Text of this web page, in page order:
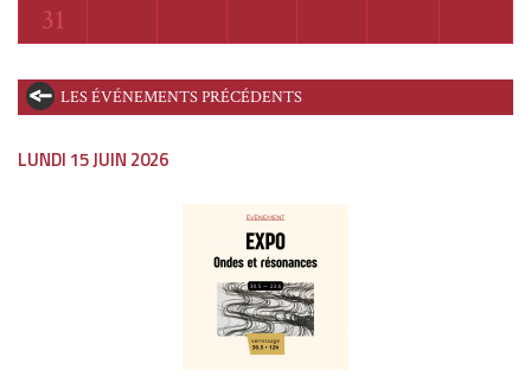
Lundi
31
LES ÉVÉNEMENTS PRÉCÉDENTS
LUNDI 15 JUIN 2026